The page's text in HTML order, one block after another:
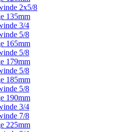
2x5/8
135mm
3/4
5/8
165mm
5/8
179mm
5/8
185mm
5/8
190mm
3/4
7/8
225mm